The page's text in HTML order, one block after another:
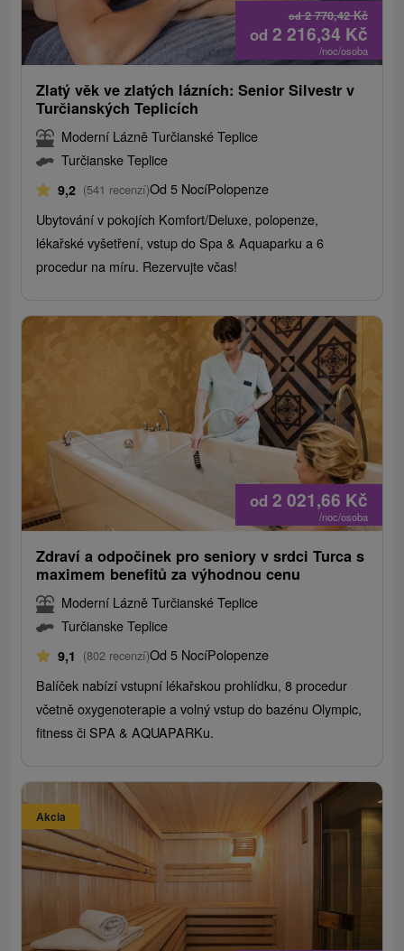
od2 770,42Kč
od 2 216,34 Kč
/noc/osoba
Zlatý věk ve zlatých lázních: Senior Silvestr v
Turčianských Teplicích
Moderní Lázně Turčianské Teplice
Turčianske Teplice
9,2 (541 recenzí)Od 5 NocíPolopenze
Ubytování v pokojích Komfort/Deluxe, polopenze,
lékařské vyšetření, vstup do Spa & Aquaparku a 6
procedur na míru. Rezervujte včas!
od 2 021,66 Kč
/noc/osoba
Zdraví a odpočinek pro seniory v srdci Turca s
maximem benefitů za výhodnou cenu
Moderní Lázně Turčianské Teplice
Turčianske Teplice
9,1 (802 recenzí)Od 5 NocíPolopenze
Balíček nabízí vstupní lékařskou prohlídku, 8 procedur
včetně oxygenoterapie a volný vstup do bazénu Olympic,
fitness či SPA & AQUAPARKu.
Akcia